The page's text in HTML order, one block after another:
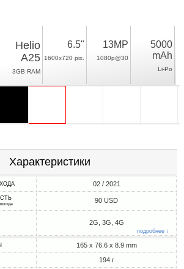
Helio
A25
3GB RAM
6.5"
1600x720 pix.
13MP
1080p@30
5000
mAh
Li-Po
Характеристики
02 / 2021
90 USD
2G, 3G, 4G
подробнее ↓
165 x 76.6 x 8.9 mm
194 г